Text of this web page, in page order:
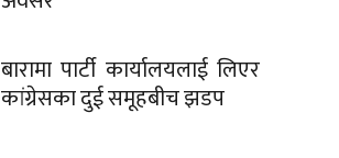
बारामा पार्टी कार्यालयलाई लिएर
कांग्रेसका दुई समूहबीच झडप